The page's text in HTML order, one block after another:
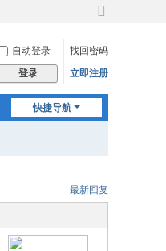
切
到
宽
自动登录
找回密码
登录 立即注册
快捷导航
最新回复